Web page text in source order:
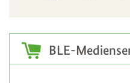
Zusatzinformationen
BLE-